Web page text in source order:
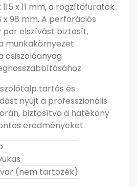
x 11 mm, a rögzítőfuratok
x 98 mm. A perforációs
elszívást biztosít,
munkakörnyezet
csiszolóanyag
tartós és
nyújt a professzionális
biztosítva a hatékony
eredményeket.
(nem tartozék)